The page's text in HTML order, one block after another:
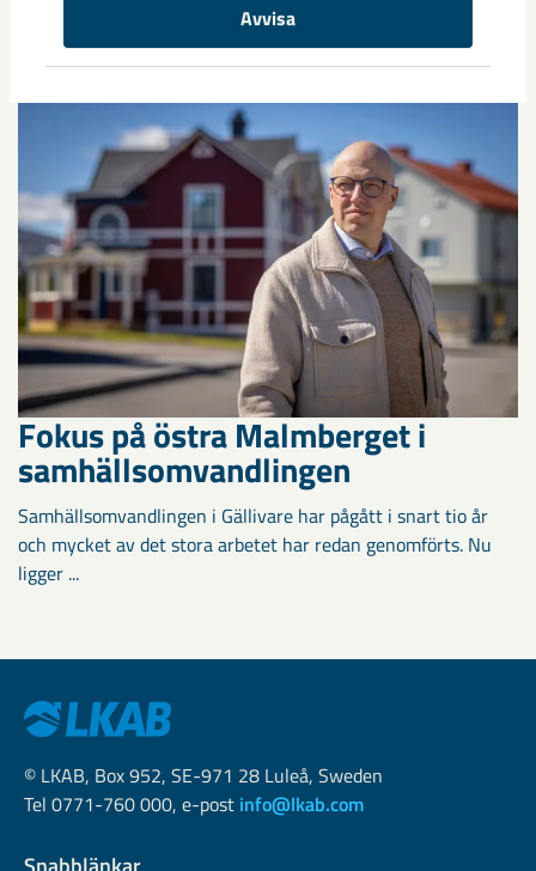
Avvisa
Nu syns det hur LKAB:s nya sovringsverk successivt tar form.
Anläggningen kommer att ersätta det befintliga verket från
1950-talet och ...
Fokus på östra Malmberget i
samhällsomvandlingen
Samhällsomvandlingen i Gällivare har pågått i snart tio år
och mycket av det stora arbetet har redan genomförts. Nu
ligger ...
© LKAB, Box 952, SE-971 28 Luleå, Sweden
Tel 0771-760 000, e-post info@lkab.com